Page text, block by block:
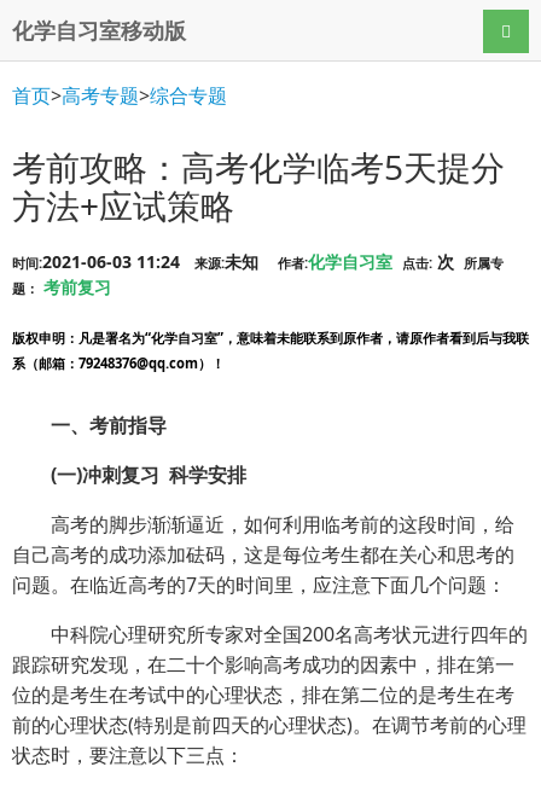
化学自习室移动版 导航
首页>高考专题>综合专题
考前攻略：高考化学临考5天提分
方法+应试策略
时间:2021-06-03 11:24 来源:未知 作者:化学自习室 点击: 次
所属专
题： 考前复习
版权申明 ：凡是署名为“化学自习室”，意味着未能联系到原作者，请原作者看到后与我联
系（邮箱：79248376@qq.com）！
一、考前指导
(一)冲刺复习 科学安排
高考的脚步渐渐逼近，如何利用临考前的这段时间，给
自己高考的成功添加砝码，这是每位考生都在关心和思考的
问题。在临近高考的7天的时间里，应注意下面几个问题：
中科院心理研究所专家对全国200名高考状元进行四年的
跟踪研究发现，在二十个影响高考成功的因素中，排在第一
位的是考生在考试中的心理状态，排在第二位的是考生在考
前的心理状态(特别是前四天的心理状态)。在调节考前的心理
状态时，要注意以下三点：